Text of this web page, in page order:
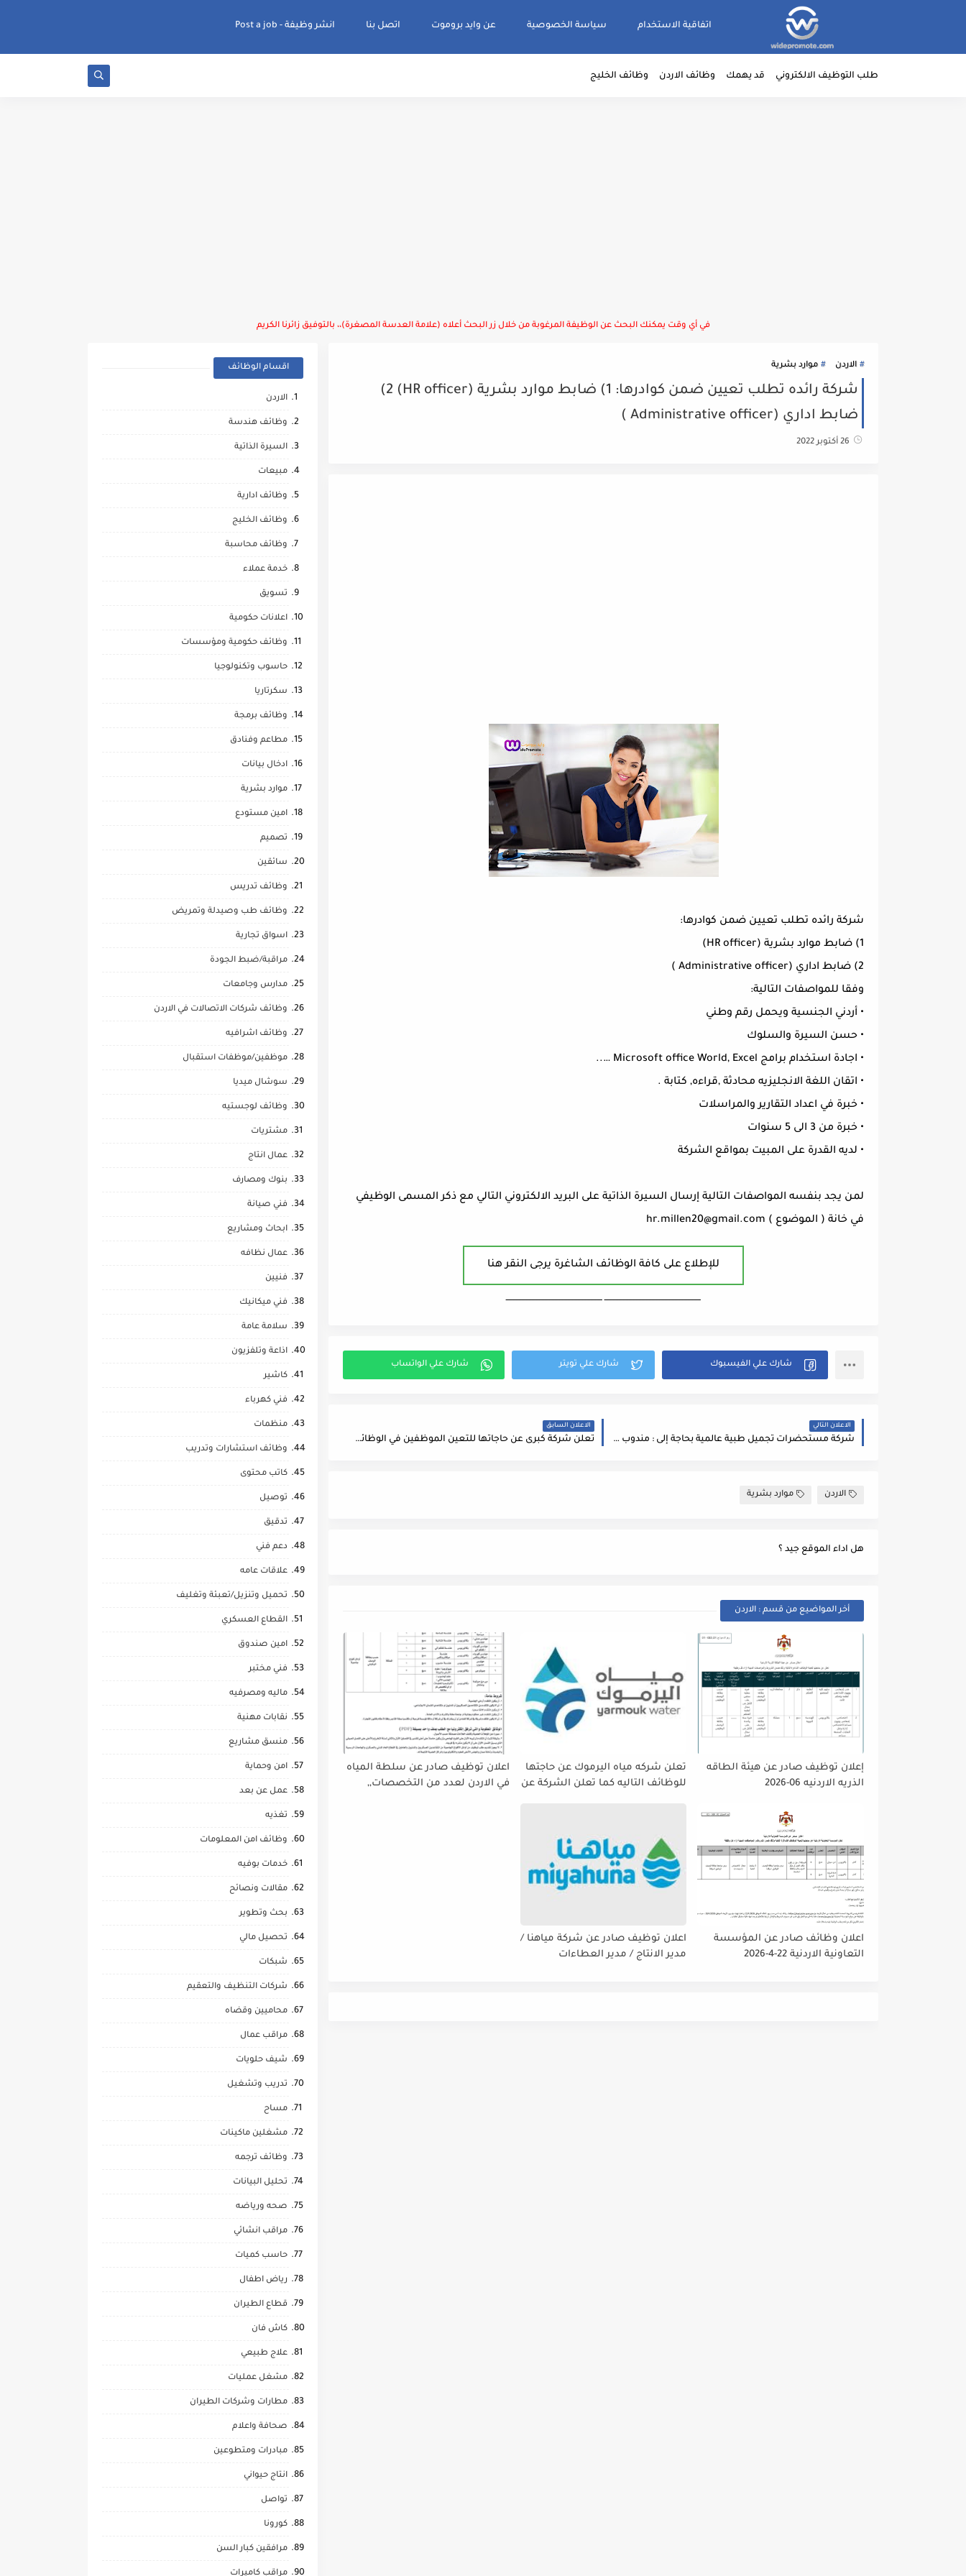
اتفاقية الاستخدام سياسة الخصوصية عن وايد بروموت اتصل بنا انشر وظيفة - Post a job
طلب التوظيف الالكتروني قد يهمك وظائف الاردن وظائف الخليج
في أي وقت يمكنك البحث عن الوظيفة المرغوبة من خلال زر البحث أعلاه (علامة العدسة المصغرة)،، بالتوفيق زائرنا الكريم
الاردن موارد بشرية
شركة رائده تطلب تعيين ضمن كوادرها: 1) ضابط موارد بشرية (HR officer) 2)
ضابط اداري (Administrative officer )
26 أكتوبر 2022
شركة رائده تطلب تعيين ضمن كوادرها:
1) ضابط موارد بشرية (HR officer)
2) ضابط اداري (Administrative officer )
وفقا للمواصفات التالية:
• أردني الجنسية ويحمل رقم وطني
• حسن السيرة والسلوك
• اجادة استخدام برامج Microsoft office World, Excel …..
• اتقان اللغة الانجليزيه محادثة ,قراءه, كتابة .
• خبرة في اعداد التقارير والمراسلات
• خبرة من 3 الى 5 سنوات
• لديه القدرة على المبيت بمواقع الشركة
لمن يجد بنفسه المواصفات التالية إرسال السيرة الذاتية على البريد الالكتروني التالي مع ذكر المسمى الوظيفي
في خانة ( الموضوع ) hr.millen20@gmail.com
للإطلاع على كافة الوظائف الشاغرة يرجى النقر هنا
ـــــــــــــــــــــــــــــــــــــــــــــــــــــــــــــــــــ ـــــــــــــــــــــــــــــــــــــــــــــــــــــــــــــــــــ
الاعلان التالي
شركة مستحضرات تجميل طبية عالمية بحاجة إلى : مندوب / مندوبة علمي حاصل على شهادة البكالوريوس
الاعلان السابق
تعلن شركة كبرى عن حاجاتها للتعين الموظفين في الوظائف التالية حسب المتطلبات ادناه، سكرتيره
الاردن موارد بشرية
هل اداء الموقع جيد ؟
أخر المواضيع من قسم : الاردن
إعلان توظيف صادر عن هيئة الطاقه
الذريه الاردنيه 06-2026
تعلن شركه مياه اليرموك عن حاجتها
للوظائف التاليه كما تعلن الشركة عن
على إتاحة الفرصة الكافية أمام
الجميع لاستكمال إجراءات التقديم.
اعلان توظيف صادر عن سلطة المياه
في الاردن لعدد من التخصصات,,
اعلان وظائف صادر عن المؤسسة
التعاونية الاردنية 22-4-2026
اعلان توظيف صادر عن شركة مياهنا /
مدير الانتاج / مدير العطاءات
اقسام الوظائف
الاردن
وظائف هندسة
السيرة الذاتية
مبيعات
وظائف ادارية
وظائف الخليج
وظائف محاسبة
خدمة عملاء
تسويق
اعلانات حكومية
وظائف حكومية ومؤسسات
حاسوب وتكنولوجيا
سكرتاريا
وظائف برمجة
مطاعم وفنادق
ادخال بيانات
موارد بشرية
امين مستودع
تصميم
سائقين
وظائف تدريس
وظائف طب وصيدلة وتمريض
اسواق تجارية
مراقبة/ضبط الجودة
مدارس وجامعات
وظائف شركات الاتصالات في الاردن
وظائف اشرافيه
موظفين/موظفات استقبال
سوشال ميديا
وظائف لوجستيه
مشتريات
عمال انتاج
بنوك ومصارف
فني صيانة
ابحاث ومشاريع
عمال نظافه
فنيين
فني ميكانيك
سلامة عامة
اذاعة وتلفزيون
كاشير
فني كهرباء
منظمات
وظائف استشارات وتدريب
كاتب محتوى
توصيل
تدقيق
دعم فني
علاقات عامه
تحميل وتنزيل/تعبئة وتغليف
القطاع العسكري
امين صندوق
فني مختبر
ماليه ومصرفيه
نقابات مهنية
منسق مشاريع
امن وحماية
عمل عن بعد
تغذيه
وظائف امن المعلومات
خدمات بوفيه
مقالات ونصائح
بحث وتطوير
تحصيل مالي
شبكات
شركات التنظيف والتعقيم
محاميين وقضاه
مراقب عمال
شيف حلويات
تدريب وتشغيل
مساح
مشغلين ماكينات
وظائف ترجمه
تحليل البيانات
صحه ورياضه
مراقب انشائي
حاسب كميات
رياض اطفال
قطاع الطيران
كاش فان
علاج طبيعي
مشغل عمليات
مطارات وشركات الطيران
صحافة واعلام
مبادرات ومتطوعين
انتاج حيواني
تواصل
كورونا
مرافقين كبار السن
مراقب كاميرات